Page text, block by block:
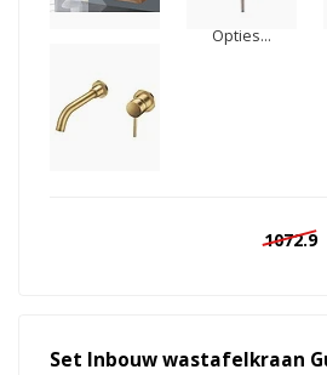
Opties...
1072.9
Set Inbouw wastafelkraan